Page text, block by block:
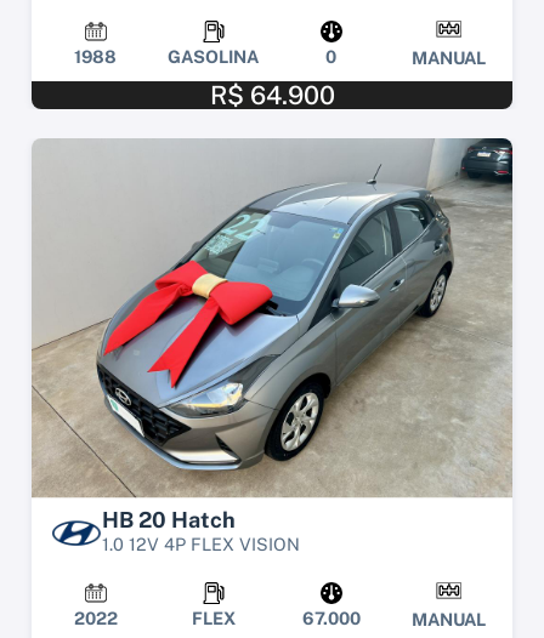
1988 GASOLINA 0 MANUAL
R$ 64.900
HB 20 Hatch
1.0 12V 4P FLEX VISION
2022 FLEX 67.000 MANUAL